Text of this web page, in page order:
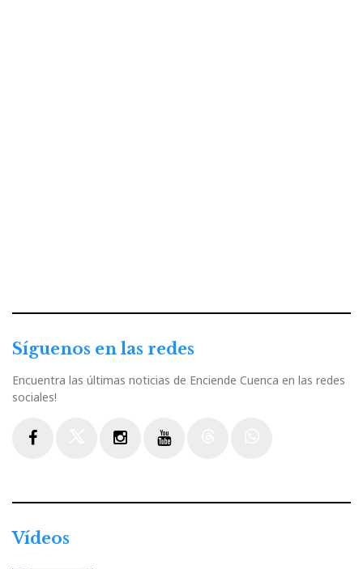
Síguenos en las redes
Encuentra las últimas noticias de Enciende Cuenca en las redes
sociales!
Vídeos